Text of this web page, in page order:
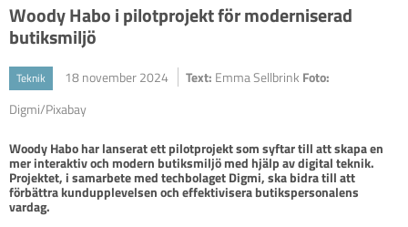
Woody Habo i pilotprojekt för moderniserad
butiksmiljö
Teknik 18 november 2024 Text: Emma Sellbrink Foto:
Digmi/Pixabay
Woody Habo har lanserat ett pilotprojekt som syftar till att skapa en
mer interaktiv och modern butiksmiljö med hjälp av digital teknik.
Projektet, i samarbete med techbolaget Digmi, ska bidra till att
förbättra kundupplevelsen och effektivisera butikspersonalens
vardag.